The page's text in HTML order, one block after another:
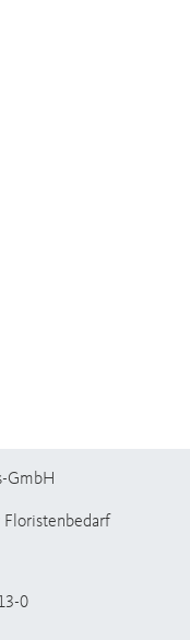
GmbH
Floristenbedarf
0